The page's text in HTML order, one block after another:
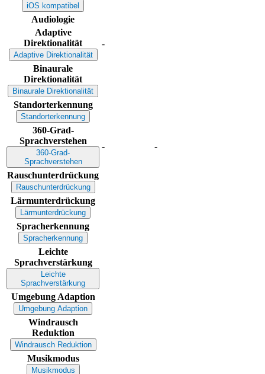
iOS kompatibel
Audiologie
Adaptive
Direktionalität
Adaptive Direktionalität
-
Binaurale
Direktionalität
Binaurale Direktionalität
Standorterkennung
Standorterkennung
360-Grad-
Sprachverstehen
360-Grad-
Sprachverstehen
- -
Rauschunterdrückung
Rauschunterdrückung
Lärmunterdrückung
Lärmunterdrückung
Spracherkennung
Spracherkennung
Leichte
Sprachverstärkung
Leichte
Sprachverstärkung
Umgebung Adaption
Umgebung Adaption
Windrausch
Reduktion
Windrausch Reduktion
Musikmodus
Musikmodus